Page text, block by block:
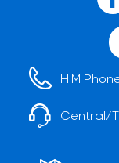
HIM
Central/